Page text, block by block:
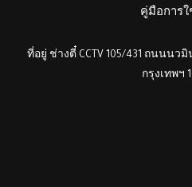
คู่มือการใ
ที่อยู่ ช่างตี๋ CCTV 105/431 ถนนน
กรุงเทพฯ